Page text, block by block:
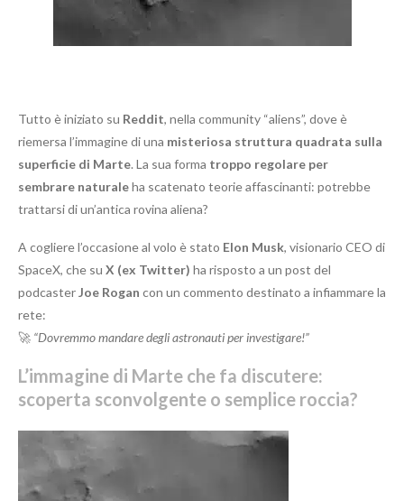
Tutto è iniziato su Reddit, nella community “aliens”, dove è
riemersa l’immagine di una misteriosa struttura quadrata sulla
superficie di Marte. La sua forma troppo regolare per
sembrare naturaleha scatenato teorie affascinanti: potrebbe
trattarsi di un’antica rovina aliena?
A cogliere l’occasione al volo è stato Elon Musk, visionario CEO di
SpaceX, che su X (ex Twitter) ha risposto a un post del
podcasterJoe Rogan con un commento destinato a infiammare la
rete:
🚀 “Dovremmo mandare degli astronauti per investigare!”
L’immagine di Marte che fa discutere:
scoperta sconvolgente o semplice roccia?